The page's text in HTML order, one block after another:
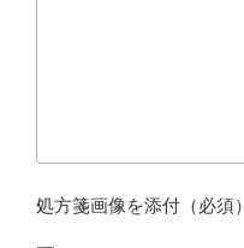
処方箋画像を添付（必須）